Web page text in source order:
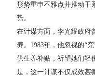
形势重申不雅点并推动干
势。
在计谋方面，李光耀政府
养。1983年，他忽视的“
供生养补贴，祈望她们轻
是，这一计谋不仅成效甚